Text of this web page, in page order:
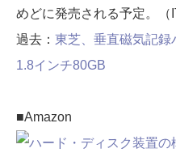
めどに発売される予定。（
過去： 東芝、垂直磁気記録
1.8インチ80GB
■Amazon